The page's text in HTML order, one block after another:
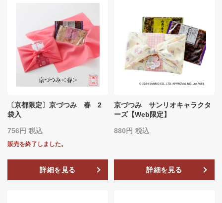
〔京都限定〕京づつみ 春 2
袋入
756 税込
販売を終了しました。
詳細を見る
京づつみ サンリオキャラクタ
ーズ【Web限定】
880 税込
詳細を見る